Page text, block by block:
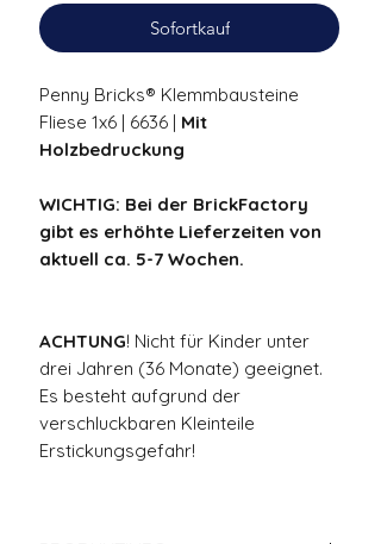
Sofortkauf
Penny Bricks® Klemmbausteine
Fliese 1x6 | 6636 | Mit
Holzbedruckung
WICHTIG: Bei der BrickFactory
gibt es erhöhte Lieferzeiten von
aktuell ca. 5-7 Wochen.
ACHTUNG! Nicht für Kinder unter
drei Jahren (36 Monate) geeignet.
Es besteht aufgrund der
verschluckbaren Kleinteile
Erstickungsgefahr!